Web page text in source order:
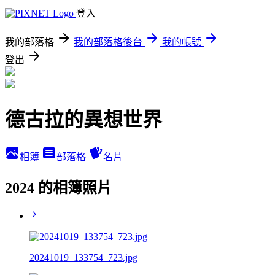
登入
我的部落格 我的部落格後台
我的帳號
登出
德古拉的異想世界
相簿 部落格 名片
2024 的相簿照片
20241019_133754_723.jpg